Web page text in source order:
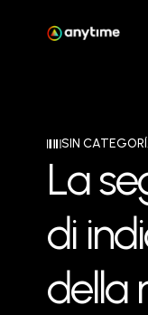
SIN
Lase
di indi
della